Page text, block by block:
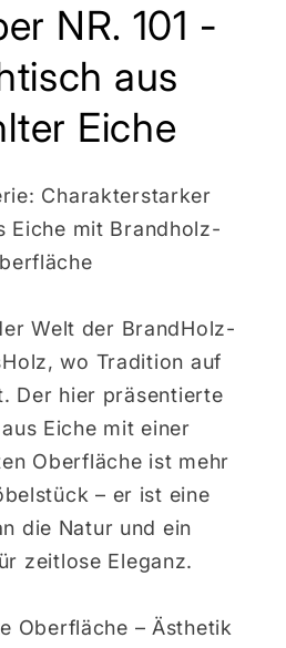
NR. 101 -
aus
Eiche
Charakterstarker
Eiche mit Brandholz-
Welt der BrandHolz-
wo Tradition auf
Der hier präsentierte
Eiche mit einer
Oberfläche ist mehr
– er ist eine
die Natur und ein
zeitlose Eleganz.
Oberfläche – Ästhetik